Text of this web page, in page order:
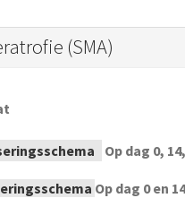
(SMA)
Op dag 0,
Op dag 0 en